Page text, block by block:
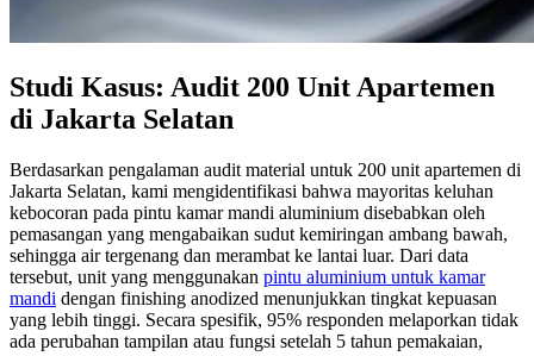
Studi Kasus: Audit 200 Unit Apartemen
di Jakarta Selatan
Berdasarkan pengalaman audit material untuk 200 unit apartemen di
Jakarta Selatan, kami mengidentifikasi bahwa mayoritas keluhan
kebocoran pada pintu kamar mandi aluminium disebabkan oleh
pemasangan yang mengabaikan sudut kemiringan ambang bawah,
sehingga air tergenang dan merambat ke lantai luar. Dari data
tersebut, unit yang menggunakan pintu aluminium untuk kamar
mandi dengan finishing anodized menunjukkan tingkat kepuasan
yang lebih tinggi. Secara spesifik, 95% responden melaporkan tidak
ada perubahan tampilan atau fungsi setelah 5 tahun pemakaian,